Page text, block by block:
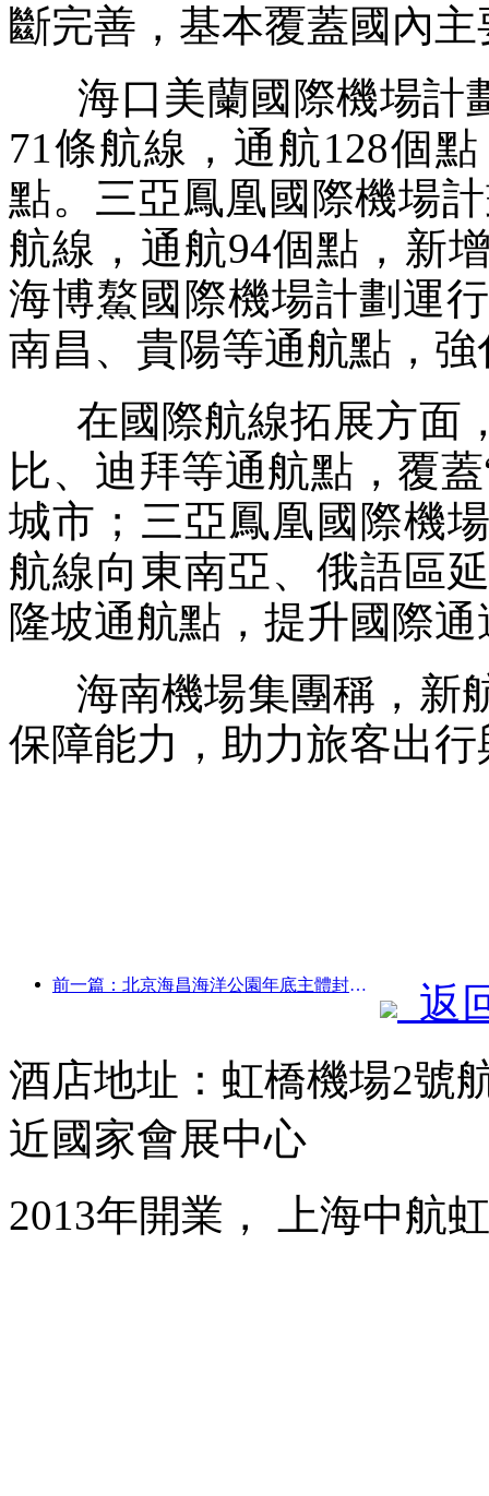
斷完善，基本覆蓋國內
海口美蘭國際機場計
71條航線，通航128個
點。三亞鳳凰國際機場
航線，通航94個點，新
海博鰲國際機場計劃運
南昌、貴陽等通航點，
在國際航線拓展方面
比、迪拜等通航點，覆
城市；三亞鳳凰國際機
航線向東南亞、俄語區
隆坡通航點，提升國際
海南機場集團稱，新
保障能力，助力旅客出
前一篇：北京海昌海洋公園年底主體封頂 預計2027年建成開放
返
酒店地址：虹橋機場2號
近國家會展中心
2013年開業， 上海中